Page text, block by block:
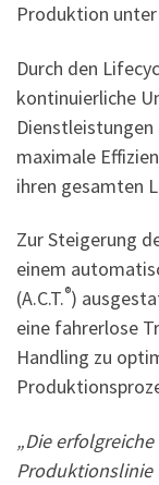
Produktion
Durch den
kontinuierliche
maximale
ihren gesamten
Zur Steigerung
einem
(A.C.T.®)
eine fahrerlose
Handling zu
„Die